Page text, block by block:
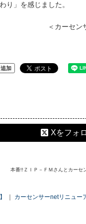
り」を感じました。
＜カーセン
加
Xをフォ
本番!!ＺＩＰ－ＦＭさんとカーセ
カーセンサーnetリニュー